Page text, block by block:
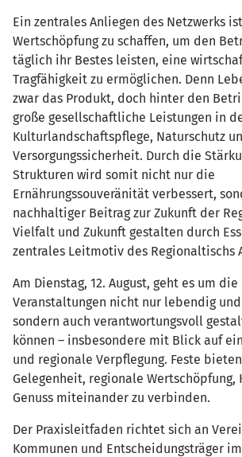
Ein zentrales Anliegen des Netzwerks
Wertschöpfung zu schaffen, um den
täglich ihr Bestes leisten, eine
Tragfähigkeit zu ermöglichen. Denn
zwar das Produkt, doch hinter den
große gesellschaftliche Leistungen in
Kulturlandschaftspflege, Naturschutz
Versorgungssicherheit. Durch die
Strukturen wird somit nicht nur die
Ernährungssouveränität verbessert,
nachhaltiger Beitrag zur Zukunft der
Vielfalt und Zukunft gestalten durch
zentrales Leitmotiv des Regionaltischs
Am Dienstag, 12. August, geht es um die
Veranstaltungen nicht nur lebendig
sondern auch verantwortungsvoll
können – insbesondere mit Blick auf
und regionale Verpflegung. Feste
Gelegenheit, regionale Wertschöpfung,
Genuss miteinander zu verbinden.
Der Praxisleitfaden richtet sich an
Kommunen und Entscheidungsträger